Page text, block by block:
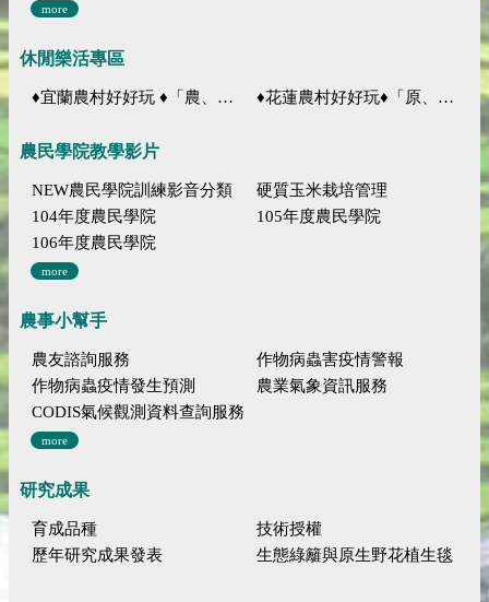
more
休閒樂活專區
♦宜蘭農村好好玩 ♦「農、藝、山、水」四條遊程推薦 ♦花蓮農村好好玩♦「原、生、慢、活」四條遊程推薦
農民學院教學影片
NEW農民學院訓練影音分類
硬質玉米栽培管理
104年度農民學院
105年度農民學院
106年度農民學院
more
農事小幫手
農友諮詢服務
作物病蟲害疫情警報
作物病蟲疫情發生預測
農業氣象資訊服務
CODIS氣候觀測資料查詢服務
more
研究成果
育成品種
技術授權
歷年研究成果發表
生態綠籬與原生野花植生毯